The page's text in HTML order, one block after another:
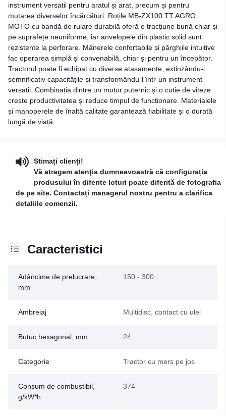
instrument versatil pentru aratul și arat, precum și pentru
mutarea diverselor încărcături. Roțile MB-ZX100 TT AGRO
MOTO cu bandă de rulare durabilă oferă o tracțiune bună chiar și
pe suprafețe neuniforme, iar anvelopele din plastic solid sunt
rezistente la perforare. Mânerele confortabile și pârghiile intuitive
fac operarea simplă și convenabilă, chiar și pentru un începător.
Tractorul poate fi echipat cu diverse atașamente, extinzându-i
semnificativ capacitățile și transformându-l într-un instrument
versatil. Combinația dintre un motor puternic și o cutie de viteze
crește productivitatea și reduce timpul de funcționare. Materialele
și manoperele de înaltă calitate garantează fiabilitate și o durată
lungă de viață.
Stimați clienți!
Vă atragem atenţia dumneavoastră că configurația
produsului în diferite loturi poate diferită de fotografia
de pe site. Contactați managerul nostru pentru a clarifica
detaliile comenzii.
Caracteristici
Adâncime de prelucrare,
mm
150 - 300
Ambreiaj Multidisc, contact cu ulei
Butuc hexagonal, mm 24
Categorie Tractor cu mers pe jos
Consum de combustibil,
g/kW*h
374